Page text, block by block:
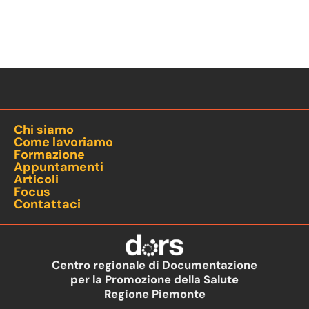
Chi siamo
Come lavoriamo
Formazione
Appuntamenti
Articoli
Focus
Contattaci
Centro regionale di Documentazione
per la Promozione della Salute
Regione Piemonte